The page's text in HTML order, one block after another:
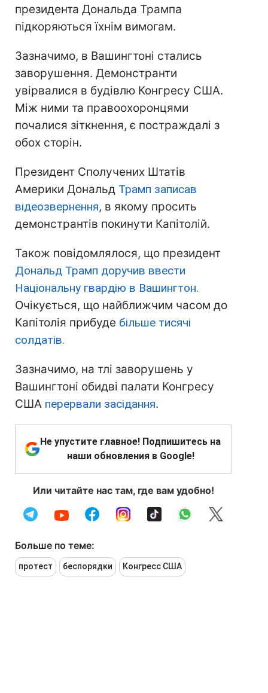
президента Дональда Трампа
підкоряються їхнім вимогам.
Зазначимо, в Вашингтоні стались
заворушення. Демонстранти
увірвалися в будівлю Конгресу США.
Між ними та правоохоронцями
почалися зіткнення, є постраждалі з
обох сторін.
Президент Сполучених Штатів
Америки Дональд Трамп записав
відеозвернення, в якому просить
демонстрантів покинути Капітолій.
Також повідомлялося, що президент
Дональд Трамп доручив ввести
Національну гвардію в Вашингтон.
Очікується, що найближчим часом до
Капітолія прибуде більше тисячі
солдатів.
Зазначимо, на тлі заворушень у
Вашингтоні обидві палати Конгресу
США перервали засідання.
Не упустите главное! Подпишитесь на
наши обновления в Google!
Или читайте нас там, где вам удобно!
Больше по теме:
протест беспорядки Конгресс США